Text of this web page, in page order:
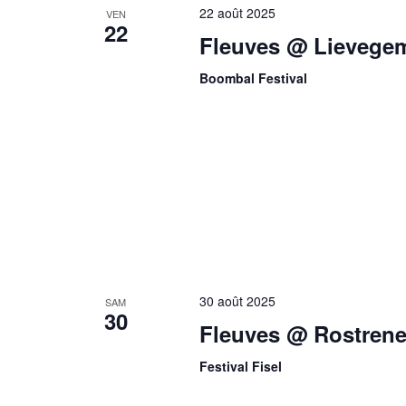
VEN
22
22 août 2025
Fleuves @
Boombal Festival
SAM
30
30 août 2025
Fleuves @
Festival Fisel